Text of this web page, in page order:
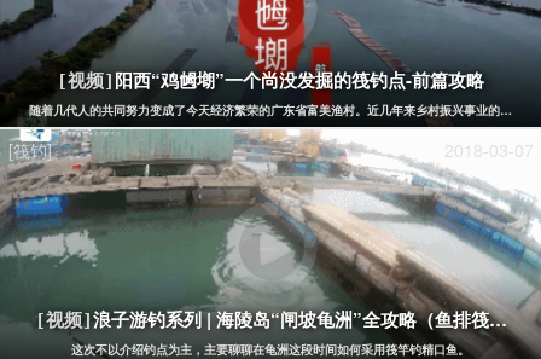
[视频] 阳西“鸡乸㙟”一个尚没发掘的筏钓点-前篇攻略
随着几代人的共同努力变成了今天经济繁荣的广东省富美渔村。近几年来乡村振兴事业的发展
[筏钓] 2018-03-07
[视频]浪子游钓系列 | 海陵岛“闸坡龟洲”全攻略（鱼排筏钓）
这次不以介绍钓点为主，主要聊聊在龟洲这段时间如何采用筏竿钓精口鱼。